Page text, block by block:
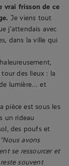
vrai frisson de ce
Je viens tout
j’attendais avec
dans la ville qui
tour des lieux : la
lumière… et
pièce est sous les
un rideau
des poufs et
“Nous avons
se ressourcer et
souvent